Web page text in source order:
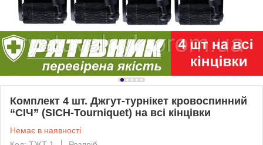
Комплект 4 шт. Джгут-турнікет кровоспинний
“СІЧ” (SICH-Tourniquet) на всі кінцівки
Немає в наявності